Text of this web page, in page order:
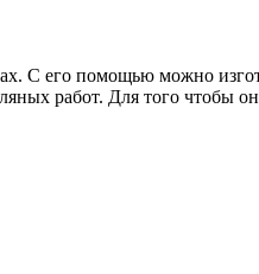
С его помощью можно
работ. Для того чтобы